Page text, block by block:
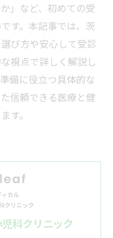
」など、初めての受
す。本記事では、茨
び方や安心して受診
視点で詳しく解説し
備に役立つ具体的な
信頼できる医療と健
す。
科クリニック